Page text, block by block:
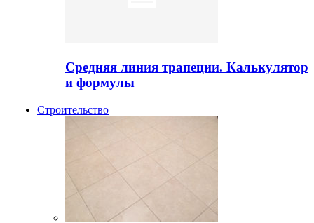
Средняя линия трапеции. Калькулятор
и формулы
Строительство